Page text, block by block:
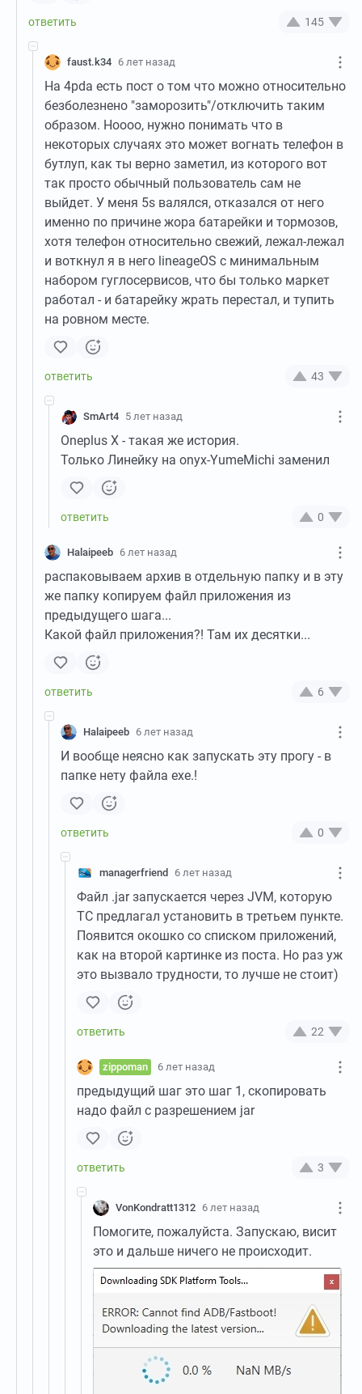
145
faust.k34 6 лет назад
На 4pda есть пост о том что можно относительно
безболезнено "заморозить"/отключить таким
образом. Ноооо, нужно понимать что в
некоторых случаях это может вогнать телефон в
бутлуп, как ты верно заметил, из которого вот
так просто обычный пользователь сам не
выйдет. У меня 5s валялся, отказался от него
именно по причине жора батарейки и тормозов,
хотя телефон относительно свежий, лежал-лежал
и воткнул я в него lineageOS с минимальным
набором гуглосервисов, что бы только маркет
работал - и батарейку жрать перестал, и тупить
на ровном месте.
43
SmArt4 5 лет назад
Oneplus X - такая же история.
Только Линейку на onyx-YumeMichi заменил
0
Halaipeeb 6 лет назад
распаковываем архив в отдельную папку и в эту
же папку копируем файл приложения из
предыдущего шага...
Какой файл приложения?! Там их десятки...
6
Halaipeeb 6 лет назад
И вообще неясно как запускать эту прогу - в
папке нету файла exe.!
0
managerfriend 6 лет назад
Файл .jar запускается через JVM, которую
ТС предлагал установить в третьем пункте.
Появится окошко со списком приложений,
как на второй картинке из поста. Но раз уж
это вызвало трудности, то лучше не стоит)
22
zippoman 6 лет назад
предыдущий шаг это шаг 1, скопировать
надо файл с разрешением jar
3
VonKondratt1312 6 лет назад
Помогите, пожалуйста. Запускаю, висит
это и дальше ничего не происходит.